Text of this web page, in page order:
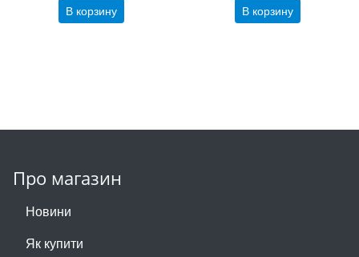
В корзину В корзину
Про магазин
Новини
Як купити